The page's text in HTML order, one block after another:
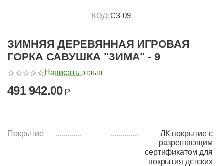
КОД: СЗ-09
ЗИМНЯЯ ДЕРЕВЯННАЯ ИГРОВАЯ
ГОРКА САВУШКА "ЗИМА" - 9
Написать отзыв
491 942.00 Р
Покрытие
ЛК покрытие с
разрешающим
сертификатом для
покрытия детских